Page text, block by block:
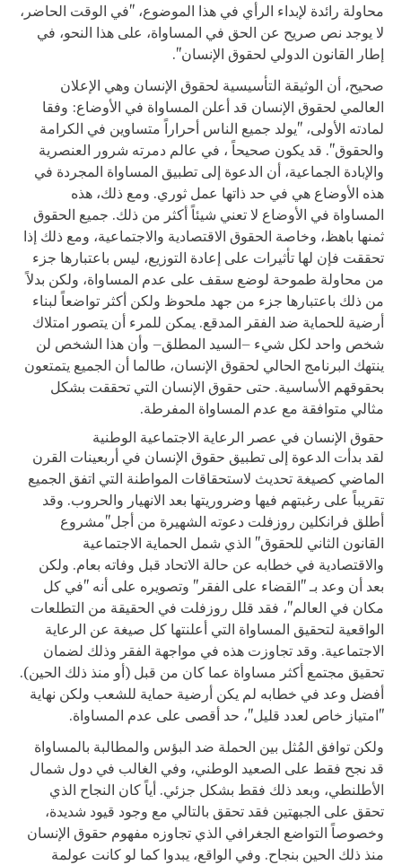
محاولة رائدة لإبداء الرأي في هذا الموضوع، "في الوقت الحاضر،
لا يوجد نص صريح عن الحق في المساواة، على هذا النحو، في
إطار القانون الدولي لحقوق الإنسان".
صحيح، أن الوثيقة التأسيسية لحقوق الإنسان وهي الإعلان
العالمي لحقوق الإنسان قد أعلن المساواة في الأوضاع: وفقا
لمادته الأولى، "يولد جميع الناس أحراراً متساوين في الكرامة
والحقوق". قد يكون صحيحاً ، في عالم دمرته شرور العنصرية
والإبادة الجماعية، أن الدعوة إلى تطبيق المساواة المجردة في
هذه الأوضاع هي في حد ذاتها عمل ثوري. ومع ذلك، هذه
المساواة في الأوضاع لا تعني شيئاً أكثر من ذلك. جميع الحقوق
ثمنها باهظ، وخاصة الحقوق الاقتصادية والاجتماعية، ومع ذلك إذا
تحققت فإن لها تأثيرات على إعادة التوزيع، ليس باعتبارها جزء
من محاولة طموحة لوضع سقف على عدم المساواة، ولكن بدلاً
من ذلك باعتبارها جزء من جهد ملحوظ ولكن أكثر تواضعاً لبناء
أرضية للحماية ضد الفقر المدقع. يمكن للمرء أن يتصور امتلاك
شخص واحد لكل شيء –السيد المطلق– وأن هذا الشخص لن
ينتهك البرنامج الحالي لحقوق الإنسان، طالما أن الجميع يتمتعون
بحقوقهم الأساسية. حتى حقوق الإنسان التي تحققت بشكل
مثالي متوافقة مع عدم المساواة المفرطة.
حقوق الإنسان في عصر الرعاية الاجتماعية الوطنية
لقد بدأت الدعوة إلى تطبيق حقوق الإنسان في أربعينات القرن
الماضي كصيغة تحديث لاستحقاقات المواطنة التي اتفق الجميع
تقريباً على رغبتهم فيها وضروريتها بعد الانهيار والحروب. وقد
أطلق فرانكلين روزفلت دعوته الشهيرة من أجل"مشروع
القانون الثاني للحقوق" الذي شمل الحماية الاجتماعية
والاقتصادية في خطابه عن حالة الاتحاد قبل وفاته بعام. ولكن
بعد أن وعد بـ "القضاء على الفقر" وتصويره على أنه "في كل
مكان في العالم"، فقد قلل روزفلت في الحقيقة من التطلعات
الواقعية لتحقيق المساواة التي أعلنتها كل صيغة عن الرعاية
الاجتماعية. وقد تجاوزت هذه في مواجهة الفقر وذلك لضمان
تحقيق مجتمع أكثر مساواة عما كان من قبل (أو منذ ذلك الحين).
أفضل وعد في خطابه لم يكن أرضية حماية للشعب ولكن نهاية
"امتياز خاص لعدد قليل"، حد أقصى على عدم المساواة.
ولكن توافق المُثل بين الحملة ضد البؤس والمطالبة بالمساواة
قد نجح فقط على الصعيد الوطني، وفي الغالب في دول شمال
الأطلنطي، وبعد ذلك فقط بشكل جزئي. أياً كان النجاح الذي
تحقق على الجبهتين فقد تحقق بالتالي مع وجود قيود شديدة،
وخصوصاً التواضع الجغرافي الذي تجاوزه مفهوم حقوق الإنسان
منذ ذلك الحين بنجاح. وفي الواقع، يبدوا كما لو كانت عولمة